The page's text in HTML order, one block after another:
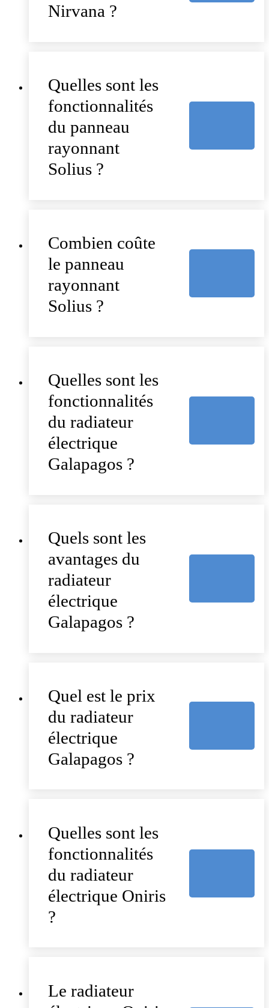
Nirvana ?
Quelles sont les
fonctionnalités
du panneau
rayonnant
Solius ?
Combien coûte
le panneau
rayonnant
Solius ?
Quelles sont les
fonctionnalités
du radiateur
électrique
Galapagos ?
Quels sont les
avantages du
radiateur
électrique
Galapagos ?
Quel est le prix
du radiateur
électrique
Galapagos ?
Quelles sont les
fonctionnalités
du radiateur
électrique Oniris
?
Le radiateur